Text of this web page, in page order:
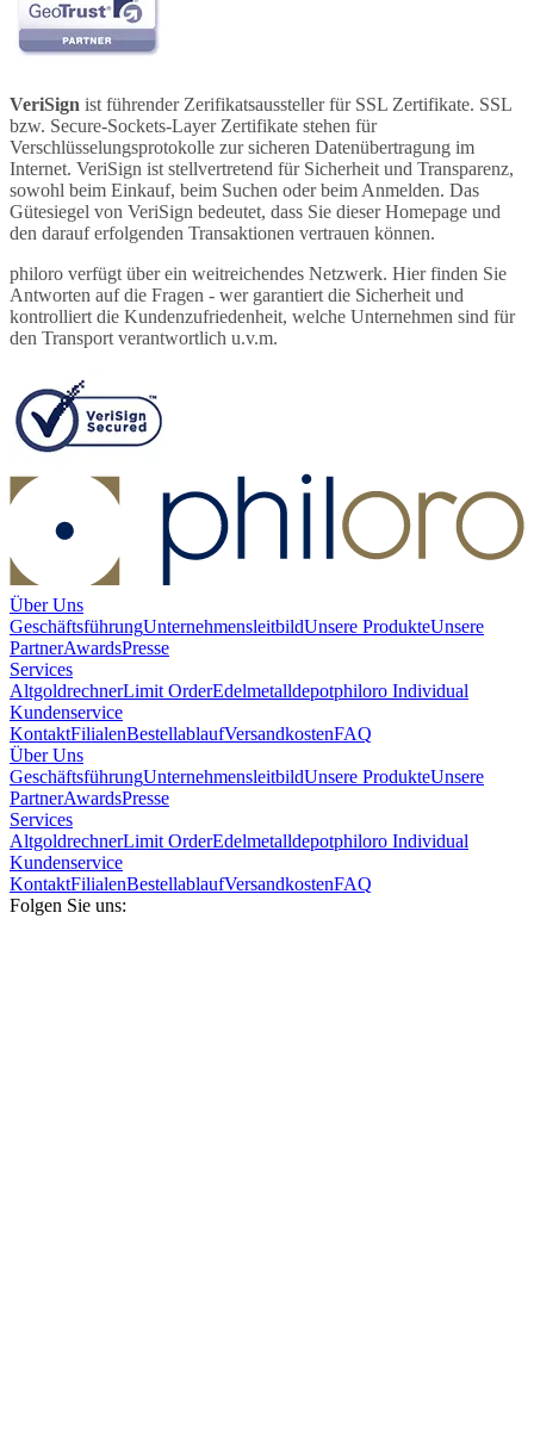
VeriSign ist führender Zerifikatsaussteller für SSL Zertifikate. SSL
bzw. Secure-Sockets-Layer Zertifikate stehen für
Verschlüsselungsprotokolle zur sicheren Datenübertragung im
Internet. VeriSign ist stellvertretend für Sicherheit und Transparenz,
sowohl beim Einkauf, beim Suchen oder beim Anmelden. Das
Gütesiegel von VeriSign bedeutet, dass Sie dieser Homepage und
den darauf erfolgenden Transaktionen vertrauen können.
philoro verfügt über ein weitreichendes Netzwerk. Hier finden Sie
Antworten auf die Fragen - wer garantiert die Sicherheit und
kontrolliert die Kundenzufriedenheit, welche Unternehmen sind für
den Transport verantwortlich u.v.m.
Über Uns
GeschäftsführungUnternehmensleitbildUnsere ProdukteUnsere
PartnerAwardsPresse
Services
AltgoldrechnerLimit OrderEdelmetalldepotphiloro Individual
Kundenservice
KontaktFilialenBestellablaufVersandkostenFAQ
Über Uns
GeschäftsführungUnternehmensleitbildUnsere ProdukteUnsere
PartnerAwardsPresse
Services
AltgoldrechnerLimit OrderEdelmetalldepotphiloro Individual
Kundenservice
KontaktFilialenBestellablaufVersandkostenFAQ
Folgen Sie uns: